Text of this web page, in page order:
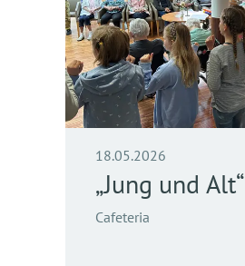
18.05.2026
„Jung und Alt“
Cafeteria